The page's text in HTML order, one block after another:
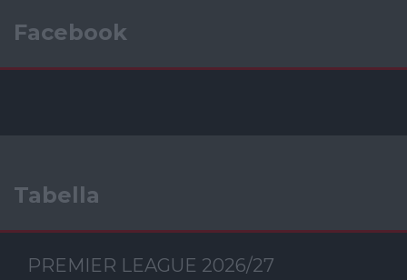
Facebook
Tabella
PREMIER LEAGUE 2026/27